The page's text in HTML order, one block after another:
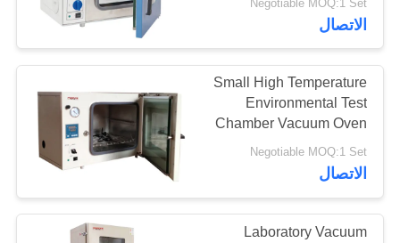
Negotiable MOQ:1 Set
الاتصال
Small High Temperature
Environmental Test
Chamber Vacuum Oven
Negotiable MOQ:1 Set
الاتصال
Laboratory Vacuum